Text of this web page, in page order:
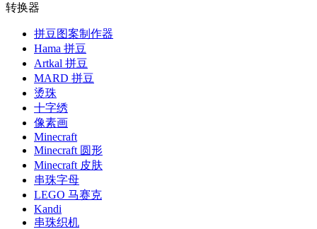
转换器
拼豆图案制作器
Hama 拼豆
Artkal 拼豆
MARD 拼豆
烫珠
十字绣
像素画
Minecraft
Minecraft 圆形
Minecraft 皮肤
串珠字母
LEGO 马赛克
Kandi
串珠织机